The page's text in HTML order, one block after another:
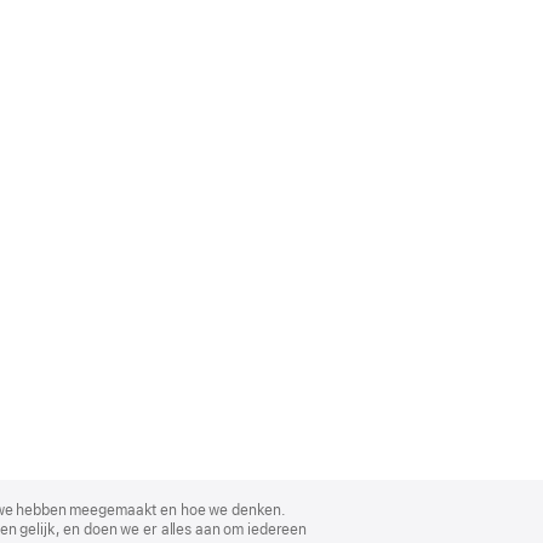
hebben meegemaakt en hoe we denken.
gelijk, en doen we er alles aan om iedereen